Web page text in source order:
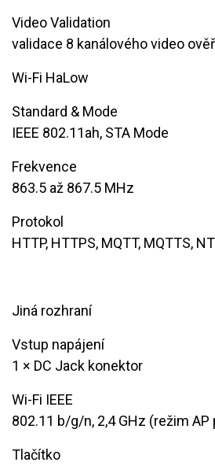
Video Validation
validace 8 kanálového video
Wi-Fi HaLow
Standard & Mode
IEEE 802.11ah, STA Mode
Frekvence
863.5 až 867.5 MHz
Protokol
HTTP, HTTPS, MQTT, MQTTS,
Jiná rozhraní
Vstup napájení
​1 × DC Jack konektor
Wi-Fi IEEE
802.11 b/g/n, 2,4 GHz (režim
Tlačítko